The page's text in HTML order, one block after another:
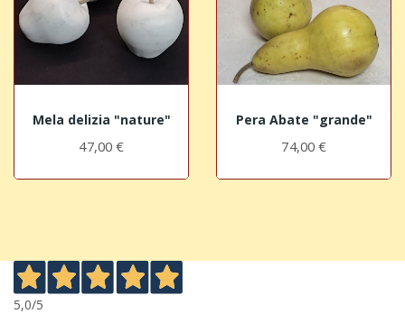
Mela delizia "nature"
47,00 €
Pera Abate "grande"
74,00 €
5,0/5